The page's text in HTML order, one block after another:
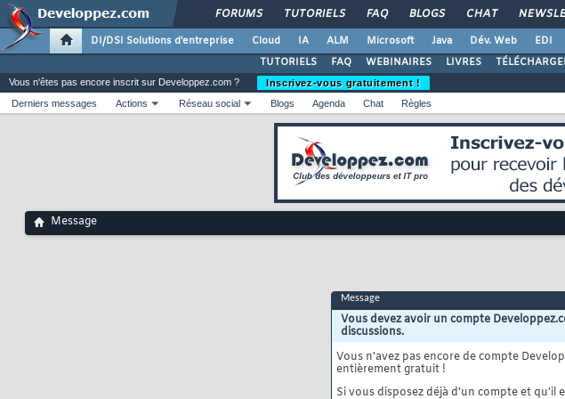
FORUMS TUTORIELS FAQ BLOGS CHAT
DI/DSI Solutions d'entreprise Cloud IA ALM Microsoft Java Dév. Web EDI
TUTORIELS
FAQ WEBINAIRES LIVRES
Vous n'êtes pas encore inscrit sur Developpez.com ?
Inscrivez-vous gratuitement !
Derniers messages
Actions Réseau social Blogs Agenda Chat Règles
Message
Message
Vous devez avoir un compte
discussions.
Vous n'avez pas encore de compte
entièrement gratuit !
Si vous disposez déjà d'un compte et qu'il